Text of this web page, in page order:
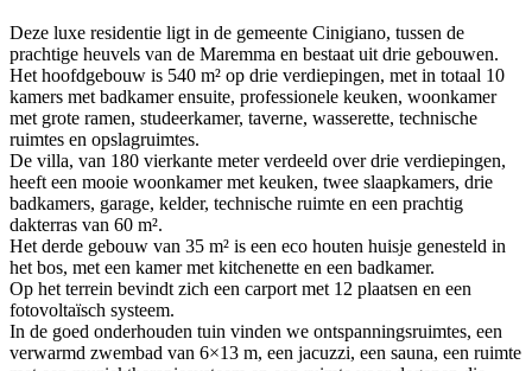
Deze luxe residentie ligt in de gemeente Cinigiano, tussen de
prachtige heuvels van de Maremma en bestaat uit drie gebouwen.
Het hoofdgebouw is 540 m² op drie verdiepingen, met in totaal 10
kamers met badkamer ensuite, professionele keuken, woonkamer
met grote ramen, studeerkamer, taverne, wasserette, technische
ruimtes en opslagruimtes.
De villa, van 180 vierkante meter verdeeld over drie verdiepingen,
heeft een mooie woonkamer met keuken, twee slaapkamers, drie
badkamers, garage, kelder, technische ruimte en een prachtig
dakterras van 60 m².
Het derde gebouw van 35 m² is een eco houten huisje genesteld in
het bos, met een kamer met kitchenette en een badkamer.
Op het terrein bevindt zich een carport met 12 plaatsen en een
fotovoltaïsch systeem.
In de goed onderhouden tuin vinden we ontspanningsruimtes, een
verwarmd zwembad van 6×13 m, een jacuzzi, een sauna, een ruimte